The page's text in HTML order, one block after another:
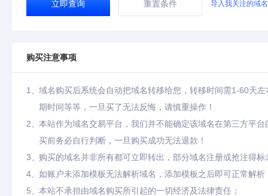
立即查询 重置条件 导入我关注的域名
购买注意事项
1、域名购买后系统会自动把域名转移给您，转移时间需1-60天
期时间等等，一旦买了无法反悔，请慎重操作！
2、本站作为域名交易平台，我们并不能确定该域名在第三方平
买前务必自行判断，一旦购买成功无法退款！
3、 购买的域名并非所有都可立即转出，部分域名注册或抢注得
4、如账户未添加模板无法解析域名，添加模板之后即可正常解析
5、本站不承担由域名购买所引起的一切经济及法律责任；